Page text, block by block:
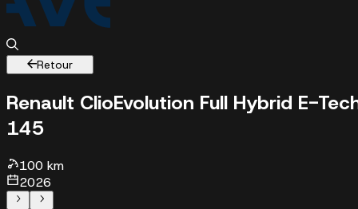
Retour
Renault ClioEvolution Full Hybrid E-
145
100 km
2026